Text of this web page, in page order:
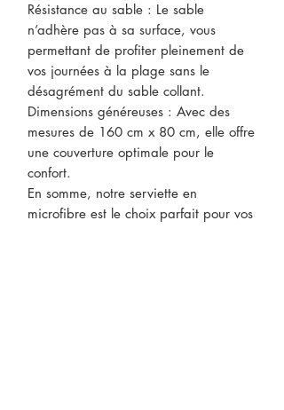
Résistance au sable : Le sable
n’adhère pas à sa surface, vous
permettant de profiter pleinement de
vos journées à la plage sans le
désagrément du sable collant.
Dimensions généreuses : Avec des
mesures de 160 cm x 80 cm, elle offre
une couverture optimale pour le
confort.
En somme, notre serviette en
microfibre est le choix parfait pour vos